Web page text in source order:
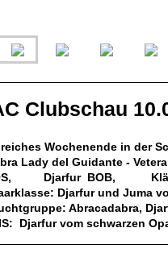
Clubschau
Wochenende in der
Lady del Guidante -
Djarfur BOB,
Djarfur und Juma
Abracadabra,
Djarfur vom schwarzen